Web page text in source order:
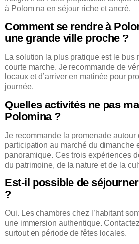
à Polomina en séjour riche et ancré.
Comment se rendre à
une grande ville proche ?
La solution la plus pratique est le bus
courte marche. Je recommande de
locaux et d’arriver en matinée pour
journée.
Quelles activités ne pas
Polomina ?
Je recommande la promenade autour
participation au marché du dimanche
panoramique. Ces trois expériences
du patrimoine, de la nature et de la
Est-il possible de
?
Oui. Les chambres chez l’habitant
une immersion authentique.
surtout en période de fêtes locales.